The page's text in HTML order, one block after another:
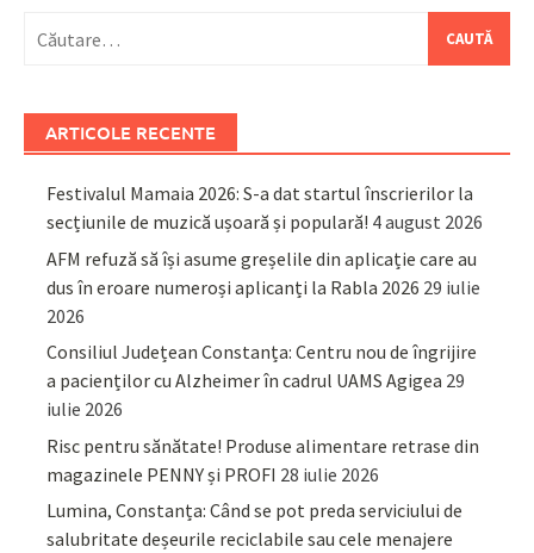
după:
ARTICOLE RECENTE
Festivalul Mamaia 2026: S-a dat startul înscrierilor la
secțiunile de muzică ușoară și populară! 4 august 2026
AFM refuză să își asume greșelile din aplicație care au
dus în eroare numeroși aplicanți la Rabla 2026 29 iulie
2026
Consiliul Județean Constanța: Centru nou de îngrijire
a pacienților cu Alzheimer în cadrul UAMS Agigea 29
iulie 2026
Risc pentru sănătate! Produse alimentare retrase din
magazinele PENNY și PROFI 28 iulie 2026
Lumina, Constanța: Când se pot preda serviciului de
salubritate deșeurile reciclabile sau cele menajere